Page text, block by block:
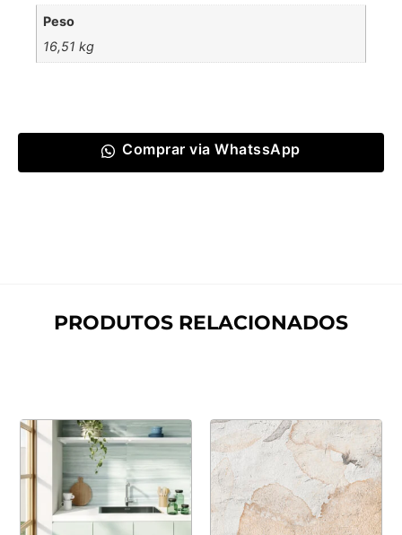
Peso
16,51 kg
Comprar via WhatssApp
PRODUTOS RELACIONADOS